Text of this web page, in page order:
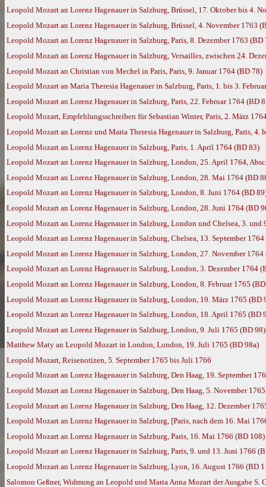
Leopold Mozart an Lorenz Hagenauer in Salzburg, Brüssel, 17. Oktober bis 4.
Leopold Mozart an Lorenz Hagenauer in Salzburg, Brüssel, 4. November 1763
Leopold Mozart an Lorenz Hagenauer in Salzburg, Paris, 8. Dezember 1763 (BD
Leopold Mozart an Lorenz Hagenauer in Salzburg, Versailles, zwischen 24.
Leopold Mozart an Christian von Mechel in Paris, Paris, 9. Januar 1764 (BD 78)
Leopold Mozart an Maria Theresia Hagenauer in Salzburg, Paris, 1. bis 3.
Leopold Mozart an Lorenz Hagenauer in Salzburg, Paris, 22. Februar 1764 (BD
Leopold Mozart, Empfehlungsschreiben für Sebastian Winter, Paris, 2. März
Leopold Mozart an Lorenz und Maria Theresia Hagenauer in Salzburg, Paris, 4.
Leopold Mozart an Lorenz Hagenauer in Salzburg, Paris, 1. April 1764 (BD 83)
Leopold Mozart an Lorenz Hagenauer in Salzburg, London, 25. April 1764,
Leopold Mozart an Lorenz Hagenauer in Salzburg, London, 28. Mai 1764 (BD
Leopold Mozart an Lorenz Hagenauer in Salzburg, London, 8. Juni 1764 (BD
Leopold Mozart an Lorenz Hagenauer in Salzburg, London, 28. Juni 1764 (BD
Leopold Mozart an Lorenz Hagenauer in Salzburg, London und Chelsea, 3. und
Leopold Mozart an Lorenz Hagenauer in Salzburg, Chelsea, 13. September
Leopold Mozart an Lorenz Hagenauer in Salzburg, London, 27. November 1764
Leopold Mozart an Lorenz Hagenauer in Salzburg, London, 3. Dezember 1764
Leopold Mozart an Lorenz Hagenauer in Salzburg, London, 8. Februar 1765
Leopold Mozart an Lorenz Hagenauer in Salzburg, London, 19. März 1765 (BD
Leopold Mozart an Lorenz Hagenauer in Salzburg, London, 18. April 1765 (BD
Leopold Mozart an Lorenz Hagenauer in Salzburg, London, 9. Juli 1765 (BD 98)
Matthew Maty an Leopold Mozart in London, London, 19. Juli 1765 (BD 98a)
Leopold Mozart, Reisenotizen, 5. September 1765 bis Juli 1766
Leopold Mozart an Lorenz Hagenauer in Salzburg, Den Haag, 19. September
Leopold Mozart an Lorenz Hagenauer in Salzburg, Den Haag, 5. November
Leopold Mozart an Lorenz Hagenauer in Salzburg, Den Haag, 12. Dezember
Leopold Mozart an Lorenz Hagenauer in Salzburg, [Paris, nach dem 16. Mai
Leopold Mozart an Lorenz Hagenauer in Salzburg, Paris, 16. Mai 1766 (BD 108)
Leopold Mozart an Lorenz Hagenauer in Salzburg, Paris, 9. und 13. Juni 1766
Leopold Mozart an Lorenz Hagenauer in Salzburg, Lyon, 16. August 1766 (BD
Salomon Geßner, Widmung an Leopold und Maria Anna Mozart der Ausgabe